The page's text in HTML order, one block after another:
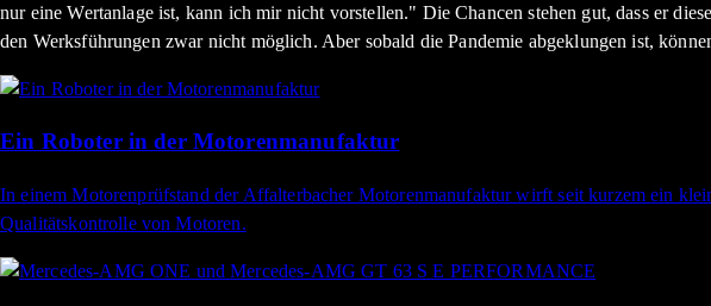
nur eine Wertanlage ist, kann ich mir nicht vorstellen." Die Chancen stehen gut, dass er
den Werksführungen zwar nicht möglich. Aber sobald die Pandemie abgeklungen ist,
Ein Roboter in der Motorenmanufaktur
In einem Motorenprüfstand der Affalterbacher Motorenmanufaktur wirft seit kurzem ein
Qualitätskontrolle von Motoren.